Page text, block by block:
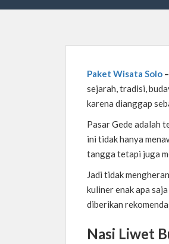
Paket Wisata Solo –
sejarah, tradisi,
karena dianggap
Pasar Gede adalah
ini tidak hanya
tangga tetapi juga
Jadi tidak
kuliner enak apa
diberikan
Nasi Liwet